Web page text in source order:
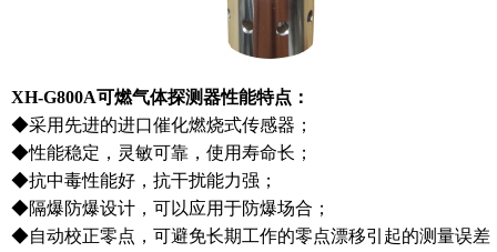
XH-G800A可燃气体探测器性能特点：
◆采用先进的进口催化燃烧式传感器；
◆性能稳定，灵敏可靠，使用寿命长；
◆抗中毒性能好，抗干扰能力强；
◆隔爆防爆设计，可以应用于防爆场合；
◆自动校正零点，可避免长期工作的零点漂移引起的测量误差